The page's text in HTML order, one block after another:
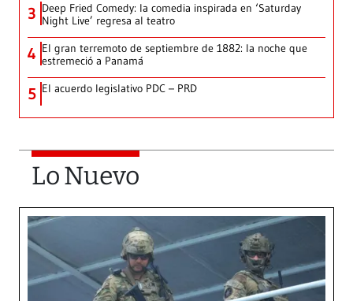
3 Deep Fried Comedy: la comedia inspirada en ‘Saturday
Night Live’ regresa al teatro
4 El gran terremoto de septiembre de 1882: la noche que
estremeció a Panamá
5 El acuerdo legislativo PDC – PRD
Lo Nuevo